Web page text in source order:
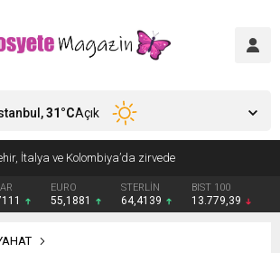
EURO
55,1881
STERLİN
64,4139
BIST 100
13.779,39
31°CAçık